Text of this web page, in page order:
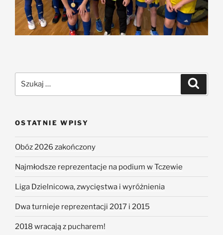
OSTATNIE WPISY
Obóz 2026 zakończony
Najmłodsze reprezentacje na podium w Tczewie
Liga Dzielnicowa, zwycięstwa i wyróżnienia
Dwa turnieje reprezentacji 2017 i 2015
2018 wracają z pucharem!